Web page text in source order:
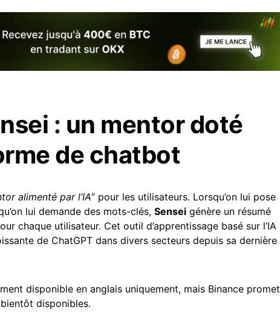
: un mentor doté
de chatbot
alimenté par l’IA” pour les utilisateurs. Lorsqu’on lui pose
lui demande des mots-clés, Sensei génère un résumé
chaque utilisateur. Cet outil d’apprentissage basé sur l’IA
de ChatGPT dans divers secteurs depuis sa dernière
disponible en anglais uniquement, mais Binance promet
disponibles.